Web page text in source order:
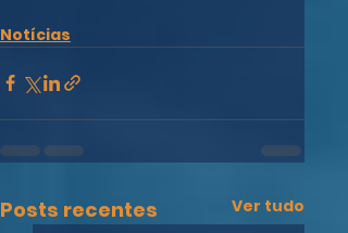
Notícias
Posts recentes Ver tudo